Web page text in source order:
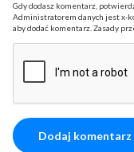
Gdy dodasz komentarz,
Administratorem danych jest x-
aby dodać komentarz. Zasady